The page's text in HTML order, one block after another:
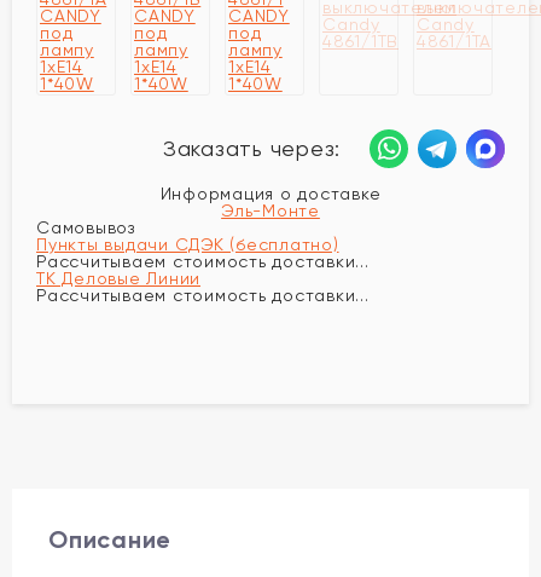
Заказать через:
Информация о доставке
Эль-Монте
Самовывоз
Пункты выдачи СДЭК (бесплатно)
Рассчитываем стоимость доставки...
ТК Деловые Линии
Рассчитываем стоимость доставки...
Описание